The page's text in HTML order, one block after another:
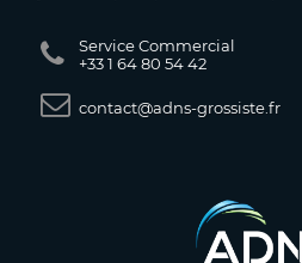
Service Commercial
+33 1 64 80 54 42
contact@adns-grossiste.fr